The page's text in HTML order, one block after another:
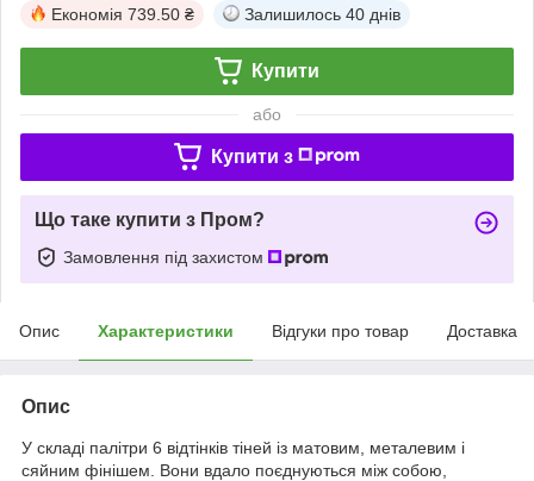
Економія 739.50 ₴ Залишилось 40 днів
Купити
або
Купити з
Що таке купити з Пром?
Замовлення під захистом
Опис Характеристики Відгуки про товар Доставка
Опис
У складі палітри 6 відтінків тіней із матовим, металевим і
сяйним фінішем. Вони вдало поєднуються між собою,